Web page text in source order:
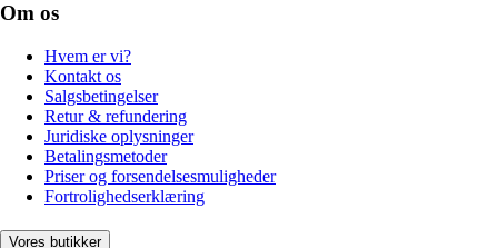
Om os
Hvem er vi?
Kontakt os
Salgsbetingelser
Retur & refundering
Juridiske oplysninger
Betalingsmetoder
Priser og forsendelsesmuligheder
Fortrolighedserklæring
Vores butikker